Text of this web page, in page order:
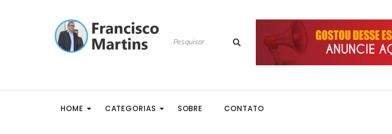
HOME CATEGORIAS SOBRE CONTATO